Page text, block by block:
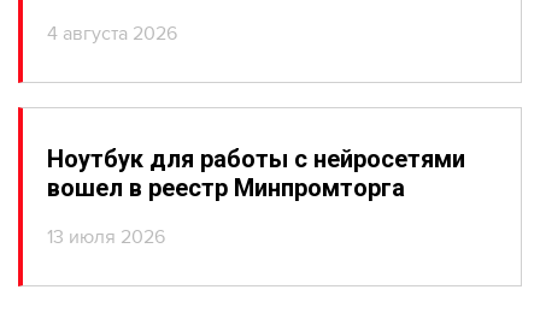
4 августа 2026
Ноутбук для работы с нейросетями
вошел в реестр Минпромторга
13 июля 2026